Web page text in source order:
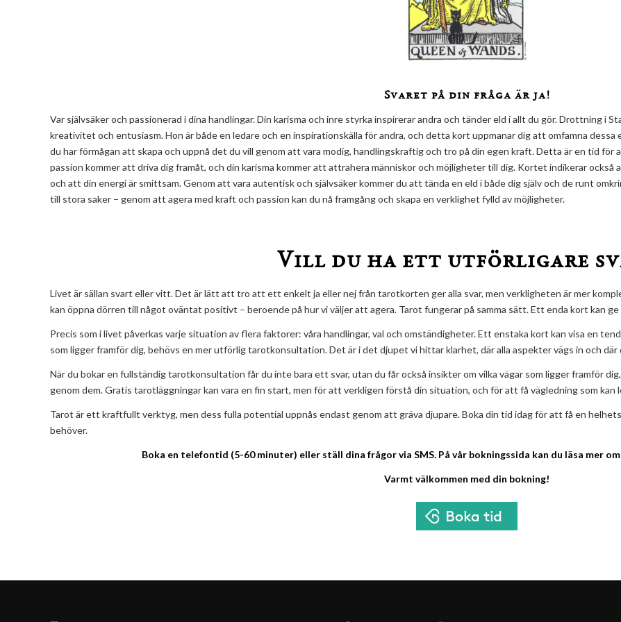
Svaret på din fråga är ja!
Var självsäker och passionerad i dina handlingar. Din karisma och inre styrka inspirerar andra och tänder eld i allt du gör. Drottning i
kreativitet och entusiasm. Hon är både en ledare och en inspirationskälla för andra, och detta kort uppmanar dig att omfamna
du har förmågan att skapa och uppnå det du vill genom att vara modig, handlingskraftig och tro på din egen kraft. Detta är en tid för
passion kommer att driva dig framåt, och din karisma kommer att attrahera människor och möjligheter till dig. Kortet indikerar
och att din energi är smittsam. Genom att vara autentisk och självsäker kommer du att tända en eld i både dig själv och de runt
till stora saker – genom att agera med kraft och passion kan du nå framgång och skapa en verklighet fylld av möjligheter.
Vill du ha ett utförligare
Livet är sällan svart eller vitt. Det är lätt att tro att ett enkelt ja eller nej från tarotkorten ger alla svar, men verkligheten är mer
kan öppna dörren till något oväntat positivt – beroende på hur vi väljer att agera. Tarot fungerar på samma sätt. Ett enda kort kan
Precis som i livet påverkas varje situation av flera faktorer: våra handlingar, val och omständigheter. Ett enstaka kort kan visa en
som ligger framför dig, behövs en mer utförlig tarotkonsultation. Det är i det djupet vi hittar klarhet, där alla aspekter vägs in och
När du bokar en fullständig tarotkonsultation får du inte bara ett svar, utan du får också insikter om vilka vägar som ligger framför
genom dem. Gratis tarotläggningar kan vara en fin start, men för att verkligen förstå din situation, och för att få vägledning som kan
Tarot är ett kraftfullt verktyg, men dess fulla potential uppnås endast genom att gräva djupare. Boka din tid idag för att få en
behöver.
Boka en telefontid (5-60 minuter) eller ställ dina frågor via SMS. På vår bokningssida kan du läsa mer
Varmt välkommen med din bokning!